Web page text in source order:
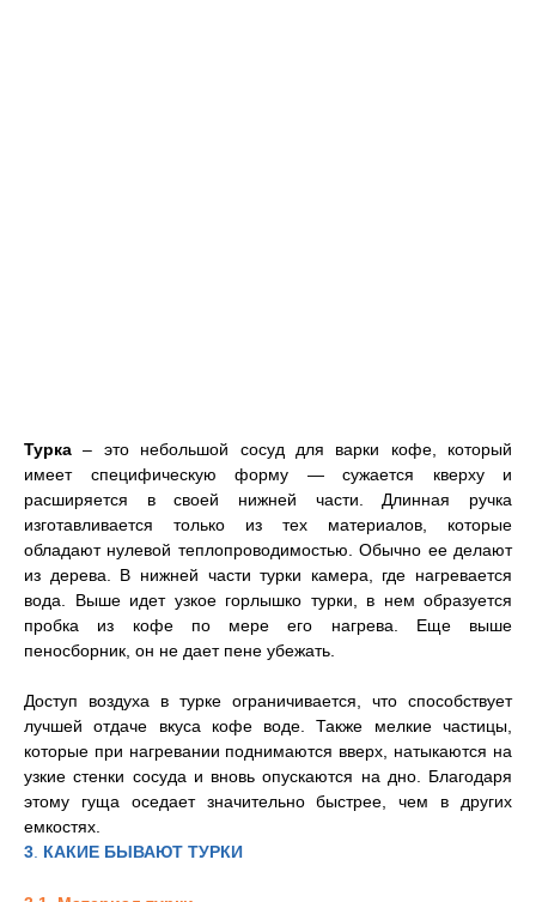
Турка– это небольшой сосуд для варки кофе, который
имеет специфическую форму — сужается кверху и
расширяется в своей нижней части. Длинная ручка
изготавливается только из тех материалов, которые
обладают нулевой теплопроводимостью. Обычно ее делают
из дерева. В нижней части турки камера, где нагревается
вода. Выше идет узкое горлышко турки, в нем образуется
пробка из кофе по мере его нагрева. Еще выше
пеносборник, он не дает пене убежать.
Доступ воздуха в турке ограничивается, что способствует
лучшей отдаче вкуса кофе воде. Также мелкие частицы,
которые при нагревании поднимаются вверх, натыкаются на
узкие стенки сосуда и вновь опускаются на дно. Благодаря
этому гуща оседает значительно быстрее, чем в других
емкостях.
3 КАКИЕ БЫВАЮТ ТУРКИ